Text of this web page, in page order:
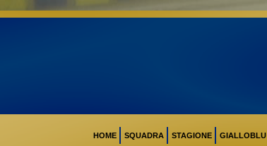
HOME SQUADRA STAGIONE GIALLOBLU